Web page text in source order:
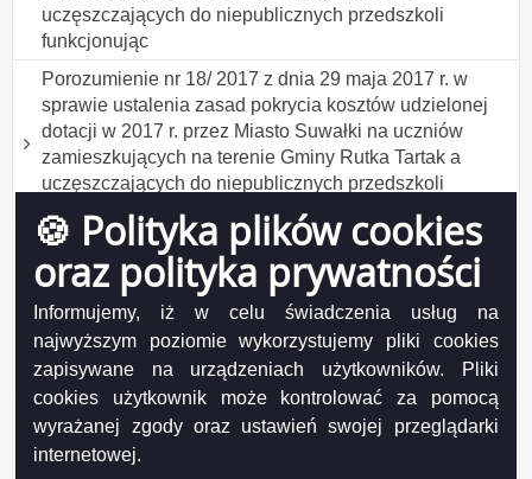
🍪 Polityka plików cookies
oraz polityka prywatności
Informujemy, iż w celu świadczenia usług na
najwyższym poziomie wykorzystujemy pliki cookies
zapisywane na urządzeniach użytkowników. Pliki
cookies użytkownik może kontrolować za pomocą
wyrażanej zgody oraz ustawień swojej przeglądarki
internetowej.
uczęszczających do niepublicznych przedszkoli
funkcjonując
Porozumienie nr 18/ 2017 z dnia 29 maja 2017 r. w
sprawie ustalenia zasad pokrycia kosztów udzielonej
dotacji w 2017 r. przez Miasto Suwałki na uczniów
zamieszkujących na terenie Gminy Rutka Tartak a
uczęszczających do niepublicznych przedszkoli
Porozumienie nr 17/ 2017 z dnia 15 maja 2017 r. w
sprawie ustalenia zasad pokrycia kosztów udzielonej
dotacji w 2017 r. przez Miasto Suwałki na uczniów
zamieszkujących na terenie Gminy Płaska a
uczęszczających do niepublicznych przedszkoli
funkcjonujących
Porozumienie nr 16/ 2017 z dnia 18 kwietnia 2017 r. w
sprawie ustalenia zasad pokrycia kosztów udzielonej w
2017 r. przez Miasto Suwałki za uczniów